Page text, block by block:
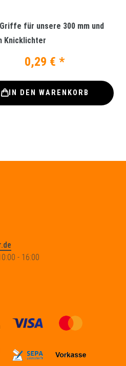
für unsere 300 mm und
Knicklichter
0,29 € *
IN DEN WARENKORB
- 16:00